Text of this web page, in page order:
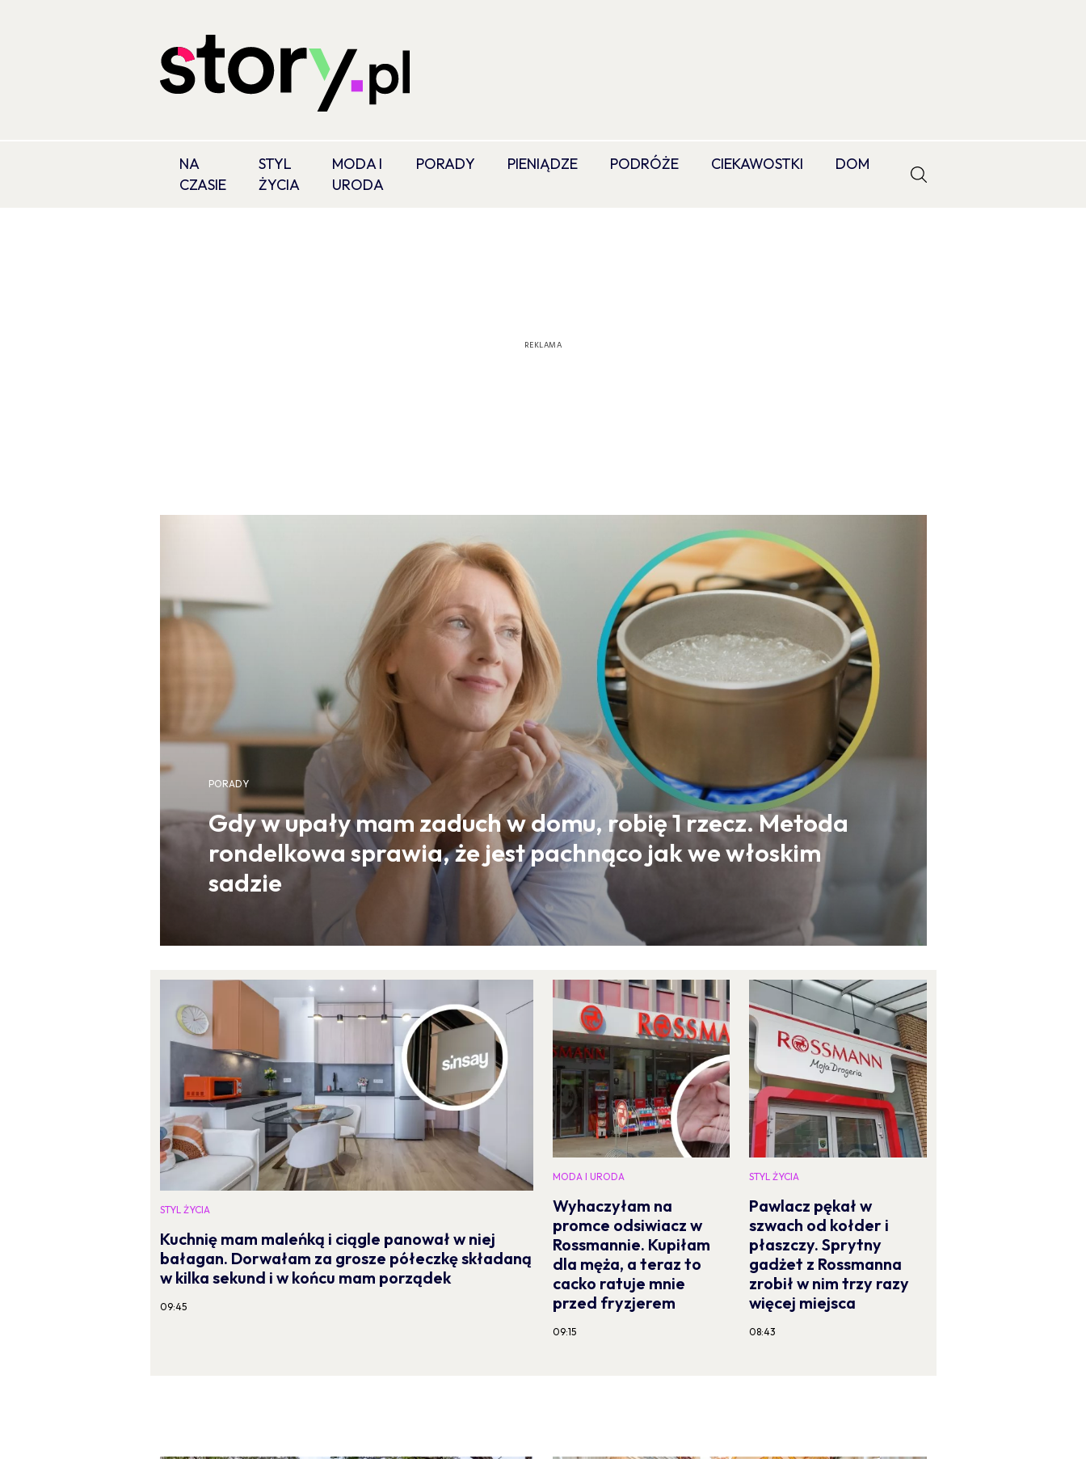
NA
CZASIE
STYL
ŻYCIA
MODA I
URODA
PORADY PIENIĄDZE PODRÓŻE CIEKAWOSTKI DOM
PORADY
Gdy w upały mam zaduch w domu, robię 1 rzecz. Metoda
rondelkowa sprawia, że jest pachnąco jak we włoskim
sadzie
STYL ŻYCIA
Kuchnię mam maleńką i ciągle panował w niej
bałagan. Dorwałam za grosze półeczkę składaną
w kilka sekund i w końcu mam porządek
09:45
MODA I URODA
Wyhaczyłam na
promce odsiwiacz w
Rossmannie. Kupiłam
dla męża, a teraz to
cacko ratuje mnie
przed fryzjerem
09:15
STYL ŻYCIA
Pawlacz pękał w
szwach od kołder i
płaszczy. Sprytny
gadżet z Rossmanna
zrobił w nim trzy razy
więcej miejsca
08:43